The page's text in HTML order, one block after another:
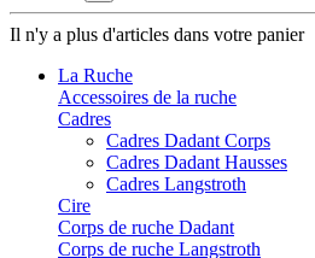
Il n'y a plus d'articles dans votre panier
La Ruche
Accessoires de la ruche
Cadres
Cadres Dadant Corps
Cadres Dadant Hausses
Cadres Langstroth
Cire
Corps de ruche Dadant
Corps de ruche Langstroth